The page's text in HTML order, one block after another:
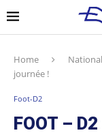
Home National
journée !
Foot-D2
FOOT –